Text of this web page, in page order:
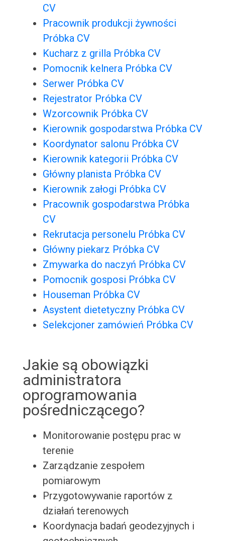
CV
Pracownik produkcji żywności
Próbka CV
Kucharz z grilla Próbka CV
Pomocnik kelnera Próbka CV
Serwer Próbka CV
Rejestrator Próbka CV
Wzorcownik Próbka CV
Kierownik gospodarstwa Próbka CV
Koordynator salonu Próbka CV
Kierownik kategorii Próbka CV
Główny planista Próbka CV
Kierownik załogi Próbka CV
Pracownik gospodarstwa Próbka
CV
Rekrutacja personelu Próbka CV
Główny piekarz Próbka CV
Zmywarka do naczyń Próbka CV
Pomocnik gosposi Próbka CV
Houseman Próbka CV
Asystent dietetyczny Próbka CV
Selekcjoner zamówień Próbka CV
Jakie są obowiązki
administratora
oprogramowania
pośredniczącego?
Monitorowanie postępu prac w
terenie
Zarządzanie zespołem
pomiarowym
Przygotowywanie raportów z
działań terenowych
Koordynacja badań geodezyjnych i